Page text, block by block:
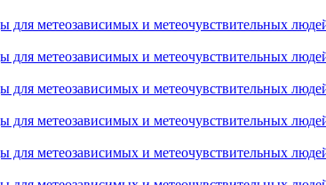
для метеозависимых и метеочувствительных
для метеозависимых и метеочувствительных
для метеозависимых и метеочувствительных
для метеозависимых и метеочувствительных
для метеозависимых и метеочувствительных